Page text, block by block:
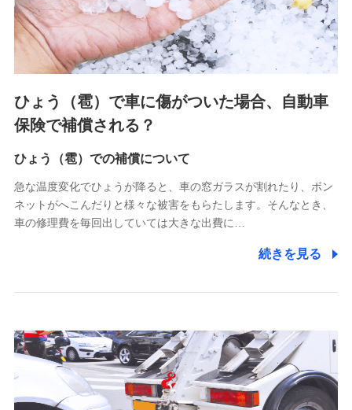
3.セミナー募集サイトから取得した個人情報
各種セミナーの案内、開催のため
上記に係る連絡・手続き・管理等付帯業務を行うため
4.家族・友達紹介にて取得した個人情報
被紹介者への連絡、及び当社と取引のあるもしくは委託を受
けている保険会社・提携会社の保険その他に関する情報を提
供し、金融商品等の契約を勧奨するため
アンケートやキャンペーン等の実施のため
上記に係る連絡・手続き・管理等付帯業務を行うため
5.通話録音にて取得する情報
7.社員（従業者）の個人情報
人事･勤怠･健康・労務等の管理、給与支給、福利厚生・採用
退職関連処理等の各種手続きのため、当社と従業員または従
業員同士の連絡のため
ひょう（雹）で車に傷がついた場合、自動車
保険で補償される？
ひょう（雹）での補償について
急な温度変化でひょうが降ると、車の窓ガラスが割れたり、ボン
ネットがへこんだりと様々な被害をもらたします。そんなとき、
車の修理費を毎回出していては大きな出費に…
続きを見る